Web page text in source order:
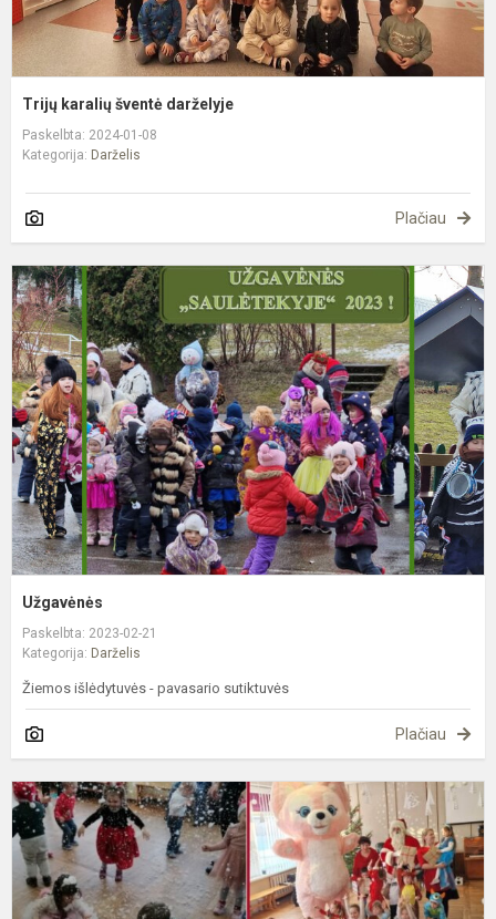
Trijų karalių šventė darželyje
Paskelbta: 2024-01-08
Kategorija: Darželis
Plačiau
Užgavėnės
Paskelbta: 2023-02-21
Kategorija: Darželis
Žiemos išlėdytuvės - pavasario sutiktuvės
Plačiau